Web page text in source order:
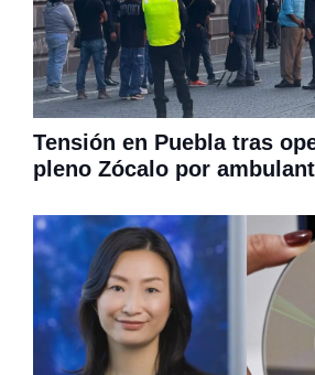
Tensión en Puebla tras
pleno Zócalo por